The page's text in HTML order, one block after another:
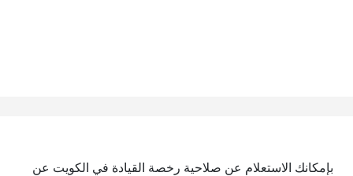
بإمكانك الاستعلام عن صلاحية رخصة القيادة في الكويت عن